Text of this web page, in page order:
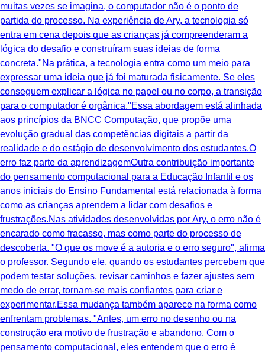
muitas vezes se imagina, o computador não é o ponto de
partida do processo. Na experiência de Ary, a tecnologia só
entra em cena depois que as crianças já compreenderam a
lógica do desafio e construíram suas ideias de forma
concreta."Na prática, a tecnologia entra como um meio para
expressar uma ideia que já foi maturada fisicamente. Se eles
conseguem explicar a lógica no papel ou no corpo, a transição
para o computador é orgânica."Essa abordagem está alinhada
aos princípios da BNCC Computação, que propõe uma
evolução gradual das competências digitais a partir da
realidade e do estágio de desenvolvimento dos estudantes.O
erro faz parte da aprendizagemOutra contribuição importante
do pensamento computacional para a Educação Infantil e os
anos iniciais do Ensino Fundamental está relacionada à forma
como as crianças aprendem a lidar com desafios e
frustrações.Nas atividades desenvolvidas por Ary, o erro não é
encarado como fracasso, mas como parte do processo de
descoberta. "O que os move é a autoria e o erro seguro", afirma
o professor. Segundo ele, quando os estudantes percebem que
podem testar soluções, revisar caminhos e fazer ajustes sem
medo de errar, tornam-se mais confiantes para criar e
experimentar.Essa mudança também aparece na forma como
enfrentam problemas. "Antes, um erro no desenho ou na
construção era motivo de frustração e abandono. Com o
pensamento computacional, eles entendem que o erro é